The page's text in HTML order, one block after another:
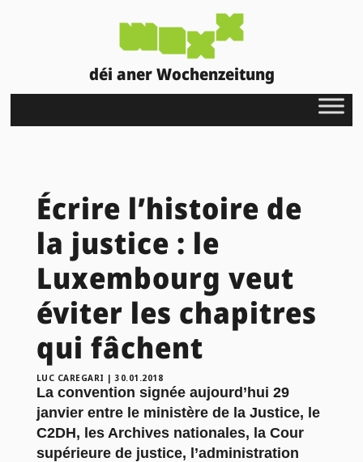
déi aner Wochenzeitung
Écrire l’histoire de
la justice : le
Luxembourg veut
éviter les chapitres
qui fâchent
LUC CAREGARI |30.01.2018
La convention signée aujourd’hui 29
janvier entre le ministère de la Justice, le
C2DH, les Archives nationales, la Cour
supérieure de justice, l’administration